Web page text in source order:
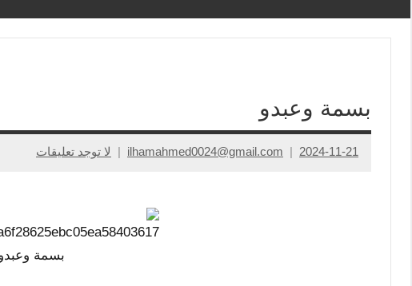
بسمة وعبدو
2024-11-21
ilhamahmed0024@gmail.com لا توجد تعليقات